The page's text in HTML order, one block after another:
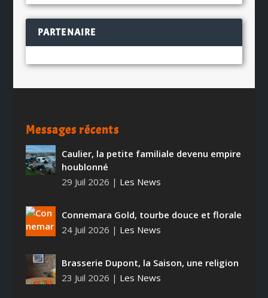
PARTENAIRE
Messages récents
Caulier, la petite familiale devenu empire
houblonné
29 Juil 2026 | Les News
Connemara Gold, tourbe douce et florale
24 Juil 2026 | Les News
Brasserie Dupont, la Saison, une religion
23 Juil 2026 | Les News